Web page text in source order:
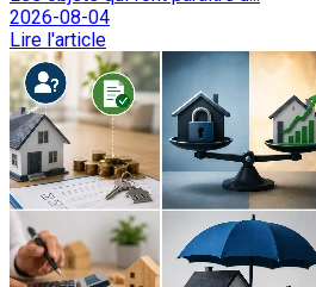
2026-08-04
Lire l'article